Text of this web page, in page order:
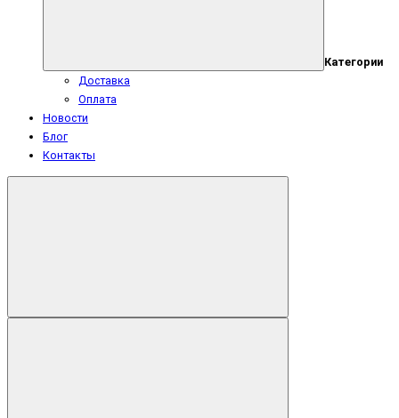
Категории
Доставка
Оплата
Новости
Блог
Контакты